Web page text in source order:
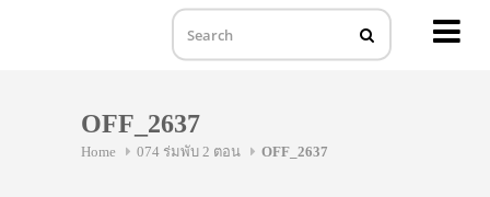
OFF_2637
Home 074 ร่มพับ 2 ตอน OFF_2637